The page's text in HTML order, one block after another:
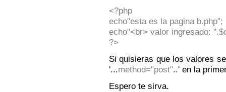
<?php
echo"esta es la pagina b.php";
echo"<br> valor ingresado:
?>
Si quisieras que los valores
'...method="post"..' en la
Espero te sirva.